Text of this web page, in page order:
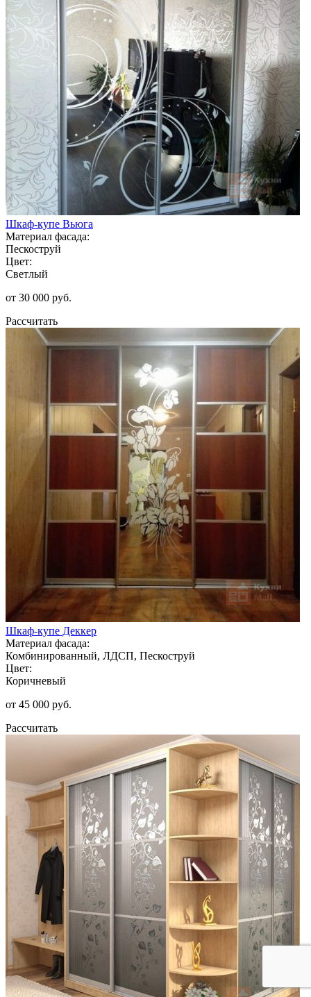
Шкаф-купе Вьюга
Материал фасада:
Пескоструй
Цвет:
Светлый
от 30 000 руб.
Рассчитать
Шкаф-купе Деккер
Материал фасада:
Комбинированный, ЛДСП, Пескоструй
Цвет:
Коричневый
от 45 000 руб.
Рассчитать